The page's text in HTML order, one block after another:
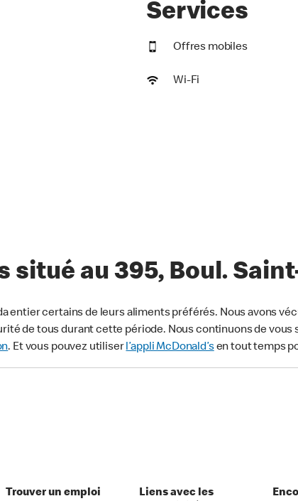
Services
Offres mobiles
Wi-Fi
situé au 395, Boul.
entier certains de leurs aliments préférés. Nous avons
de tous durant cette période. Nous continuons de
. Et vous pouvez utiliserl’appli McDonald’sen tout temps
Trouver un emploi
Liens avec les